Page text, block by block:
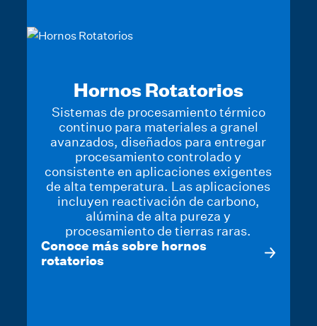
Hornos Rotatorios
Sistemas de procesamiento térmico
continuo para materiales a granel
avanzados, diseñados para entregar
procesamiento controlado y
consistente en aplicaciones exigentes
de alta temperatura. Las aplicaciones
incluyen reactivación de carbono,
alúmina de alta pureza y
procesamiento de tierras raras.
Conoce más sobre hornos
rotatorios